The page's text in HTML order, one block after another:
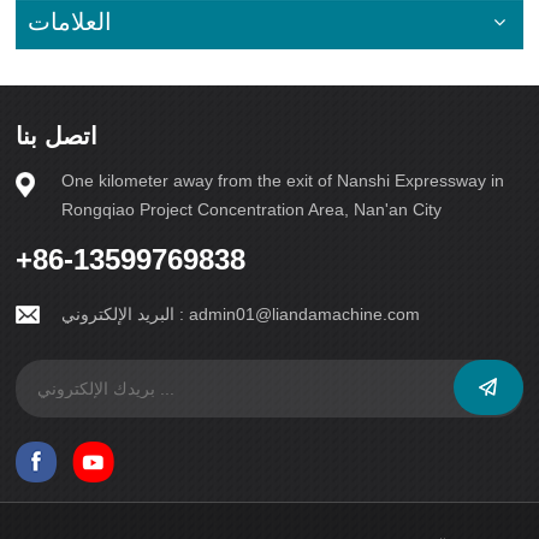
واستخدام التقنيات الموفرة للطاقة، يمكننا التخفيف من الآثار السلبية
لإنتاج الطوب على البيئة، وتمهيد الطريق لمستقبل أكثر اخضرارًا
العلامات
اتصل بنا
One kilometer away from the exit of Nanshi Expressway in
Rongqiao Project Concentration Area, Nan'an City
+86-13599769838
البريد الإلكتروني :admin01@liandamachine.com